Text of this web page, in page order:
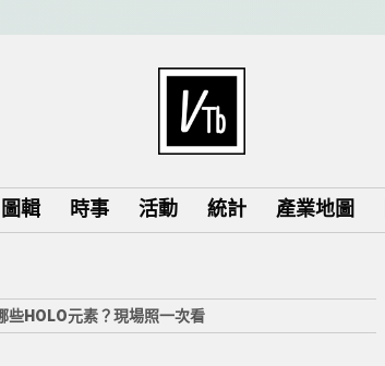
圖輯 時事 活動 統計 產業地圖
些HOLO元素？現場照一次看